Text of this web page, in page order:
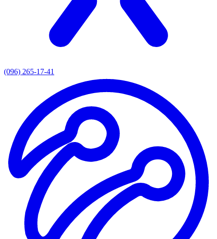
(096) 265-17-41